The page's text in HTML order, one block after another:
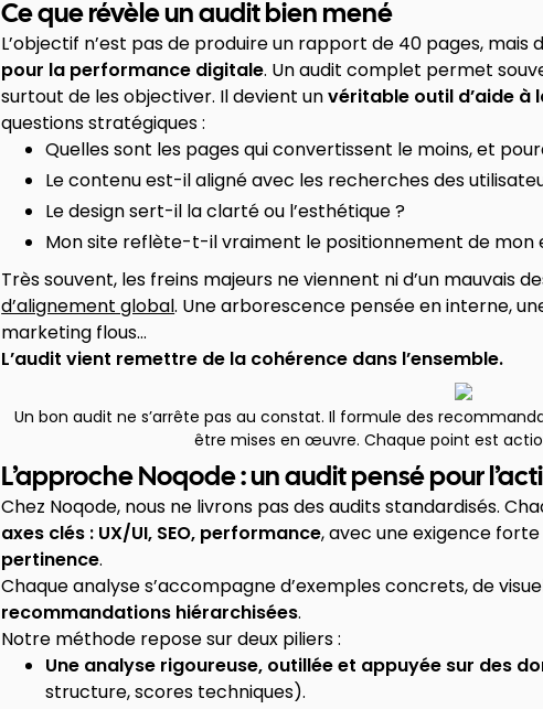
Ce que révèle un audit bien mené
L’objectif n’est pas de produire un rapport de 40 pages, mais
pour la performance digitale. Un audit complet permet
surtout de les objectiver. Il devient unvéritable outil d’aide à
questions stratégiques :
Quelles sont les pages qui convertissent le moins, et
Le contenu est-il aligné avec les recherches des
Le design sert-il la clarté ou l’esthétique ?
Mon site reflète-t-il vraiment le positionnement de mon
Très souvent, les freins majeurs ne viennent ni d’un mauvais
d’alignement global. Une arborescence pensée en interne,
marketing flous…
L’audit vient remettre de la cohérence dans l’ensemble.
Un bon audit ne s’arrête pas au constat. Il formule des
être mises en œuvre. Chaque point est
L’approche Noqode : un audit pensé pour
Chez Noqode, nous ne livrons pas des audits standardisés.
axes clés : UX/UI, SEO, performance, avec une exigence
pertinence.
Chaque analyse s’accompagne d’exemples concrets, de
recommandations hiérarchisées.
Notre méthode repose sur deux piliers :
Une analyse rigoureuse, outillée et appuyée sur des
structure, scores techniques).